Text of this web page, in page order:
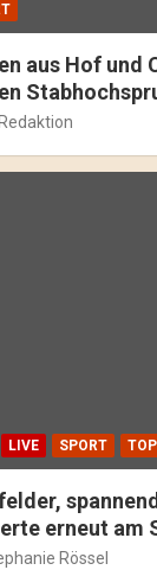
aus Hof und
Redaktion
LIVE SPORT
erneut am
Rössel